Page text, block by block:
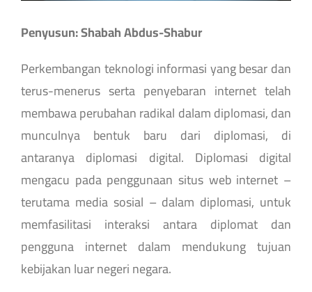
Penyusun: Shabah Abdus-Shabur
Perkembangan teknologi informasi yang besar dan
terus-menerus serta penyebaran internet telah
membawa perubahan radikal dalam diplomasi, dan
munculnya bentuk baru dari diplomasi, di
antaranya diplomasi digital. Diplomasi digital
mengacu pada penggunaan situs web internet –
terutama media sosial – dalam diplomasi, untuk
memfasilitasi interaksi antara diplomat dan
pengguna internet dalam mendukung tujuan
kebijakan luar negeri negara.